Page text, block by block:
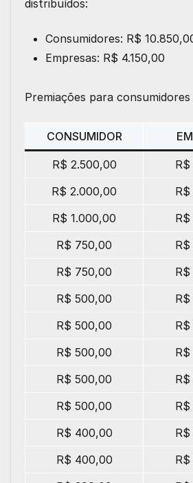
distribuídos:
Consumidores: R$
Empresas: R$ 4.150,00
Premiações para consumidores
CONSUMIDOR
R$ 2.500,00
R$ 2.000,00
R$ 1.000,00
R$ 750,00
R$ 750,00
R$ 500,00
R$ 500,00
R$ 500,00
R$ 500,00
R$ 500,00
R$ 400,00
R$ 400,00